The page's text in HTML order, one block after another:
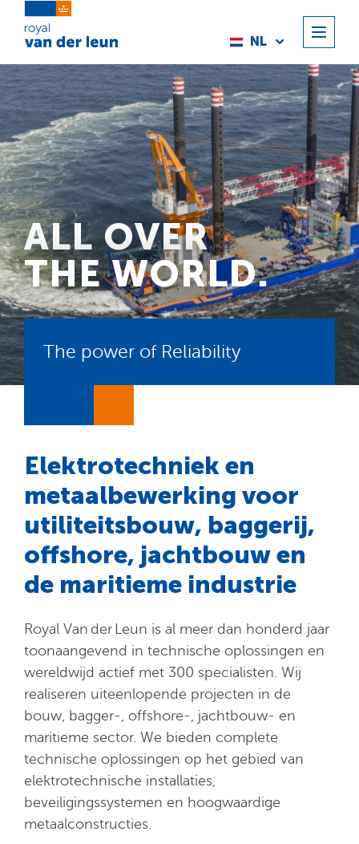
NL
ALL OVER
THE WORLD.
The power of Reliability
Elektrotechnieken
metaalbewerking voor
utiliteitsbouw, baggerij,
offshore, jachtbouw en
de maritieme industrie
Royal Van der Leun is al meer dan honderd jaar
toonaangevend in technische oplossingen en
wereldwijd actief met 300 specialisten. Wij
realiseren uiteenlopende projecten in de
bouw, bagger-, offshore-, jachtbouw- en
maritieme sector. We bieden complete
technische oplossingen op het gebied van
elektrotechnische installaties,
beveiligingssystemen en hoogwaardige
metaalconstructies.